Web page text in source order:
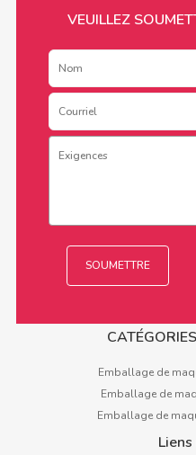
VEUILLEZ
Emballage de
Emballage de
Emballage de